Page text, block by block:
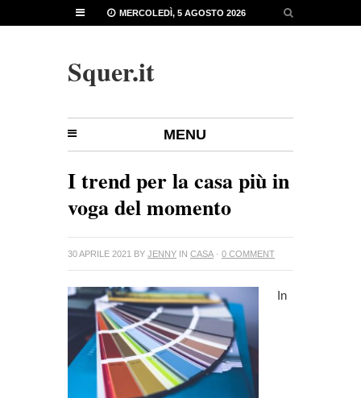
MERCOLEDÌ, 5 AGOSTO 2026
Squer.it
MENU
I trend per la casa più in
voga del momento
30 APRILE 2021 BY JENNY IN CASA · 0 COMMENT
In